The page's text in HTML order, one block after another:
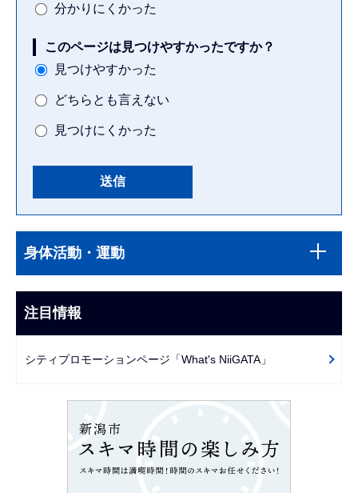
分かりにくかった
このページは見つけやすかったですか？
見つけやすかった
どちらとも言えない
見つけにくかった
文
こ
ま
で
ブ
ビ
ー
身体活動・運動
注目情報
シティプロモーションページ「What's NiiGATA」